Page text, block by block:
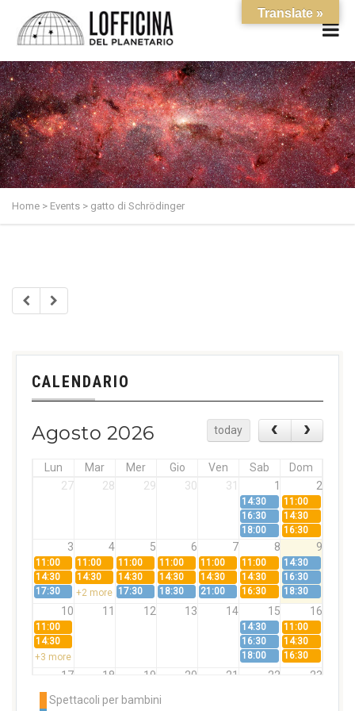
Home > Events > gatto di Schrödinger
CALENDARIO
Agosto 2026 today
Lun Mar Mer Gio Ven Sab
Dom
27
28 29 30 31 1 2
14:30
11:00
16:30
14:30
18:00
16:30
3 4 5 6 7 8 9
11:00 11:00 11:00 11:00 11:00 11:00
14:30
14:30
14:30 14:30 14:30 14:30 14:30
16:30
17:30
+2 more 17:30 18:30 21:00 16:30 18:30
10 11 12 13 14 15 16
11:00 14:30
11:00
14:30
16:30
14:30
+3 more
18:00 16:30
17 18 19 20 21 22 23
11:00
14:30
14:30 14:30 14:30
Spettacoli per bambini
Translate »